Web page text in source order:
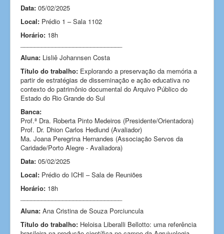
Data: 05/02/2025
Local: Prédio 1 – Sala 1102
Horário: 18h
Aluna: Lisliê Johannsen Costa
Título do trabalho: Explorando a preservação da memória a
partir de estratégias de disseminação e ação educativa no
contexto do patrimônio documental do Arquivo Público do
Estado do Rio Grande do Sul
Banca:
Prof.ª Dra. Roberta Pinto Medeiros (Presidente/Orientadora)
Prof. Dr. Dhion Carlos Hedlund (Avaliador)
Ma. Joana Peregrina Hernandes (Associação Servos da
Caridade/Porto Alegre - Avaliadora)
Data: 05/02/2025
Local: Prédio do ICHI – Sala de Reuniões
Horário: 18h
Aluna: Ana Cristina de Souza Porciuncula
Título do trabalho: Heloisa Liberalli Bellotto: uma referência